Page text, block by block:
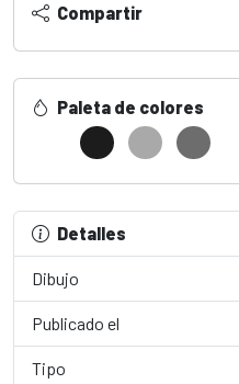
Compartir
Paleta de colores
Detalles
Dibujo
Publicado el
Tipo